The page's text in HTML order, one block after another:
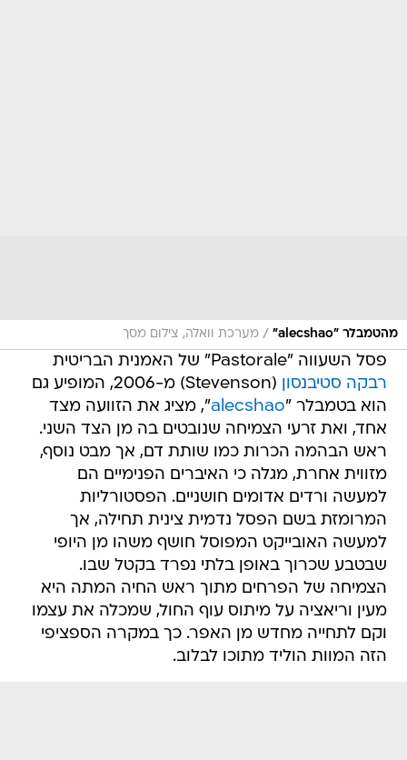
מהטמבלר "alecshao" / מערכת וואלה, צילום מסך
פסל השעווה "Pastorale" של האמנית הבריטית
רבקה סטיבנסון
(Stevenson) מ-2006, המופיע גם
הוא בטמבלר "alecshao", מציג את הזוועה מצד
אחד, ואת זרעי הצמיחה שנובטים בה מן הצד השני.
ראש הבהמה הכרות כמו שותת דם, אך מבט נוסף,
מזווית אחרת, מגלה כי האיברים הפנימיים הם
למעשה ורדים אדומים חושניים. הפסטורליות
המרומזת בשם הפסל נדמית צינית תחילה, אך
למעשה האובייקט המפוסל חושף משהו מן היופי
שבטבע שכרוך באופן בלתי נפרד בקטל שבו.
הצמיחה של הפרחים מתוך ראש החיה המתה היא
מעין וריאציה על מיתוס עוף החול, שמכלה את עצמו
וקם לתחייה מחדש מן האפר. כך במקרה הספציפי
הזה המוות הוליד מתוכו לבלוב.